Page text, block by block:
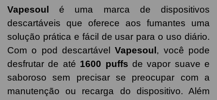
Vapesoul é uma marca de dispositivos
descartáveis que oferece aos fumantes uma
solução prática e fácil de usar para o uso diário.
Com o pod descartávelVapesoul, você pode
desfrutar de até 1600 puffs de vapor suave e
saboroso sem precisar se preocupar com a
manutenção ou recarga do dispositivo. Além